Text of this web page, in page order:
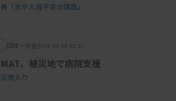
「水や人員不足が課題」
団体・学会2026.08.06 05:30
、被災地で病院支援
地入り